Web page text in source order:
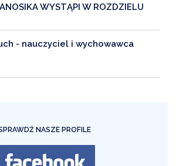
WYSTĄPI W ROZDZIELU
- nauczyciel i wychowawca
NASZE PROFILE